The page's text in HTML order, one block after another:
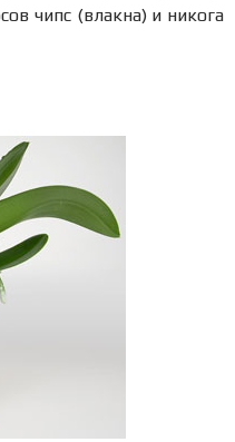
чипс (влакна) и никога